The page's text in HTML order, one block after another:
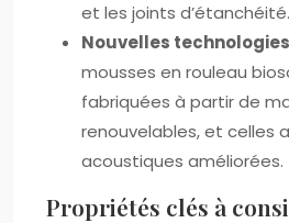
et les joints d’étanchéité.
Nouvelles
mousses en rouleau
fabriquées à partir de
renouvelables, et celles
acoustiques améliorées.
Propriétés clés à